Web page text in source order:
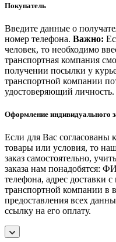
Покупатель
Введите данные о
номер телефона. Важно:
человек, то необходимо
транспортная компания
получении посылки у
транспортной компании
удостоверяющий личность.
Оформление индивидуального
Если для Вас согласованы
товары или условия, то
заказ самостоятельно,
заказа нам понадобятся:
телефона, адрес доставки
транспортной компании в
предоставления всех
ссылку на его оплату.